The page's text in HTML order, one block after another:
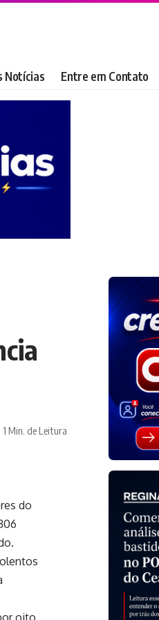
Notícias Entre em Contato
1 Min. de Leitura
do